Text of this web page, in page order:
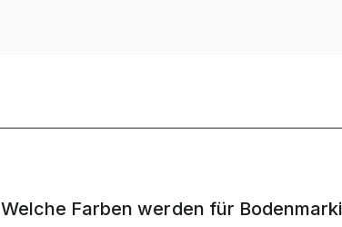
Welche Farben werden für